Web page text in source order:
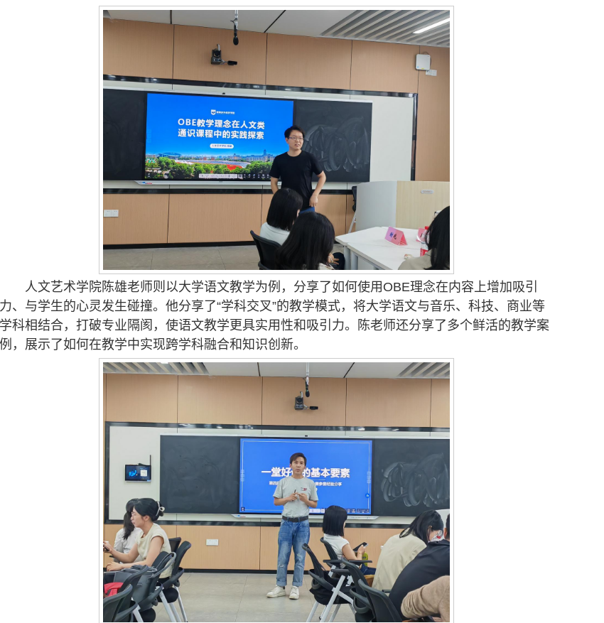
人文艺术学院陈雄老师则以大学语文教学为例，分享了如何使用OBE理念在内容上增加吸引
力、与学生的心灵发生碰撞。他分享了“学科交叉”的教学模式，将大学语文与音乐、科技、商业等
学科相结合，打破专业隔阂，使语文教学更具实用性和吸引力。陈老师还分享了多个鲜活的教学案
例，展示了如何在教学中实现跨学科融合和知识创新。